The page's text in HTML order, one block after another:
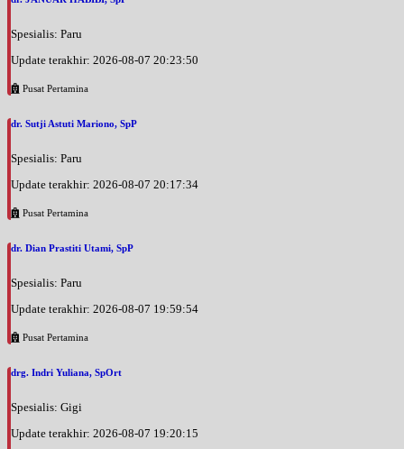
Spesialis: Paru
Update terakhir: 2026-08-07 20:23:50
Pusat Pertamina
dr. Sutji Astuti Mariono, SpP
Spesialis: Paru
Update terakhir: 2026-08-07 20:17:34
Pusat Pertamina
dr. Dian Prastiti Utami, SpP
Spesialis: Paru
Update terakhir: 2026-08-07 19:59:54
Pusat Pertamina
drg. Indri Yuliana, SpOrt
Spesialis: Gigi
Update terakhir: 2026-08-07 19:20:15